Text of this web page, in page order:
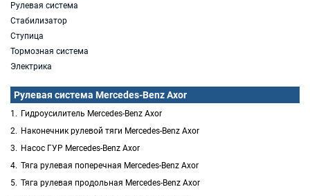
Рулевая система
Стабилизатор
Ступица
Тормозная система
Электрика
Рулевая система Mercedes-Benz Axor
Гидроусилитель Mercedes-Benz Axor
Наконечник рулевой тяги Mercedes-Benz Axor
Насос ГУР Mercedes-Benz Axor
Тяга рулевая поперечная Mercedes-Benz Axor
Тяга рулевая продольная Mercedes-Benz Axor